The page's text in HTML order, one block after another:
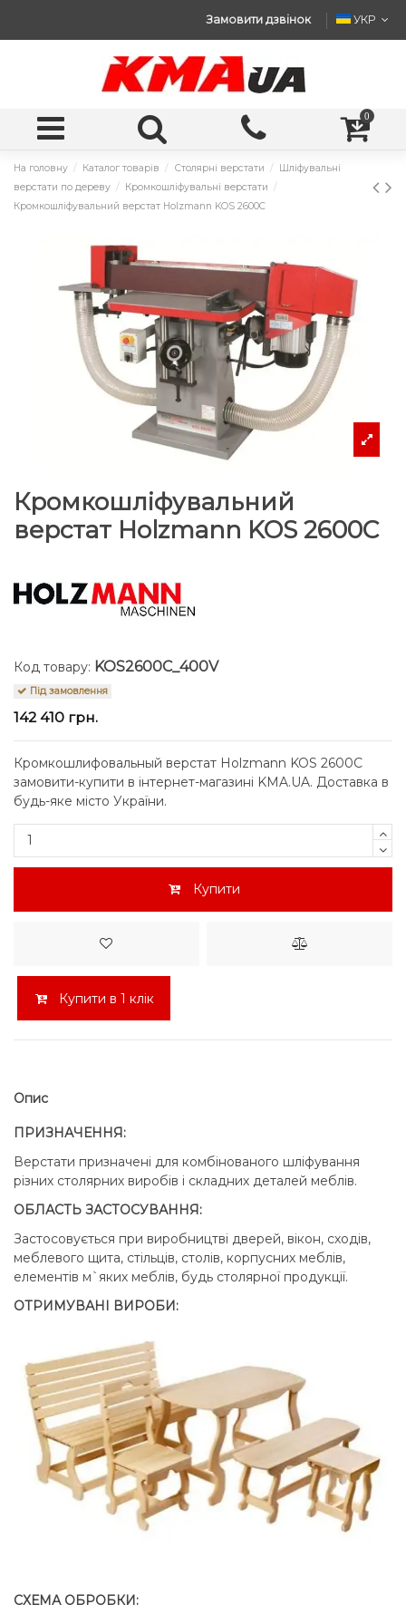
Замовити дзвінок УКР
0
На головну Каталог товарів Столярні верстати
Шліфувальні
верстати по дереву
Кромкошліфувальні верстати
Кромкошліфувальний верстат Holzmann KOS 2600C
Кромкошліфувальний
верстат Holzmann KOS 2600C
Код товару: KOS2600C_400V
Під замовлення
142 410 грн.
Кромкошлифовальный верстат Holzmann KOS 2600C
замовити-купити в інтернет-магазині KMA.UA. Доставка в
будь-яке місто України.
Купити
Купити в 1 клік
Опис
ПРИЗНАЧЕННЯ:
Верстати призначені для комбінованого шліфування
різних столярних виробів і складних деталей меблів.
ОБЛАСТЬ ЗАСТОСУВАННЯ:
Застосовується при виробництві дверей, вікон, сходів,
меблевого щита, стільців, столів, корпусних меблів,
елементів м`яких меблів, будь столярної продукції.
ОТРИМУВАНІ ВИРОБИ:
СХЕМА ОБРОБКИ: